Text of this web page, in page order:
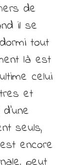
de
il se
tout
là est
celui
et
seuls,
encore